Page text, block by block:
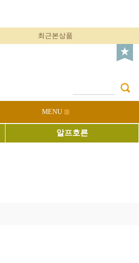
최근본상품
MENU
알프호른